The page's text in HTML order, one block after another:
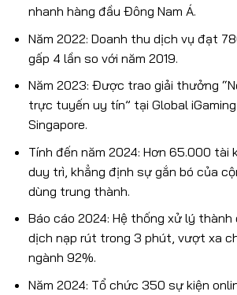
nhanh hàng đầu Đông Nam Á.
Năm 2022: Doanh thu dịch vụ đạt
gấp 4 lần so với năm 2019.
Năm 2023: Được trao giải thưởng
trực tuyến uy tín” tại Global
Singapore.
Tính đến năm 2024: Hơn 65.000 tài
duy trì, khẳng định sự gắn bó của
dùng trung thành.
Báo cáo 2024: Hệ thống xử lý thành
dịch nạp rút trong 3 phút, vượt xa
ngành 92%.
Năm 2024: Tổ chức 350 sự kiện